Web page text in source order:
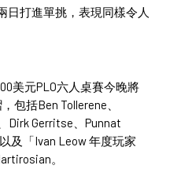
日打進單挑，表現同樣令人
美元PLO六人桌賽今晚將
包括Ben Tollerene、
Dirk Gerritse、Punnat
及「Ivan Leow 年度玩家
。